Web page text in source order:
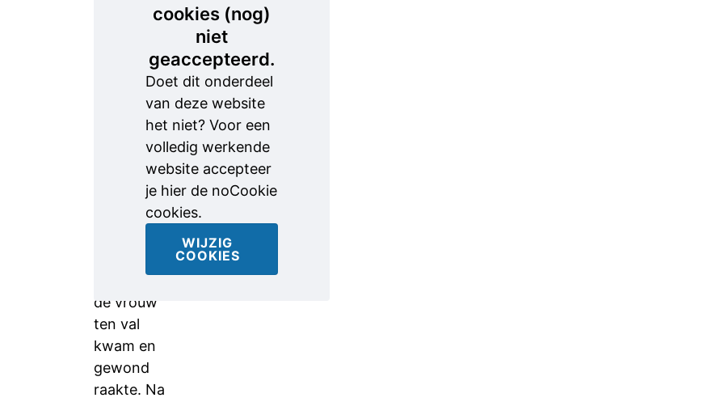
beroving
drie uur –
was bijna
thuis toen
een man
capuchon
op op haar
afkwam.
waardoor
de vrouw
ten val
kwam en
gewond
raakte. Na
cookies (nog)
niet
geaccepteerd.
Doet dit onderdeel
van deze website
het niet? Voor een
volledig werkende
website accepteer
je hier de noCookie
cookies.
WIJZIG
COOKIES